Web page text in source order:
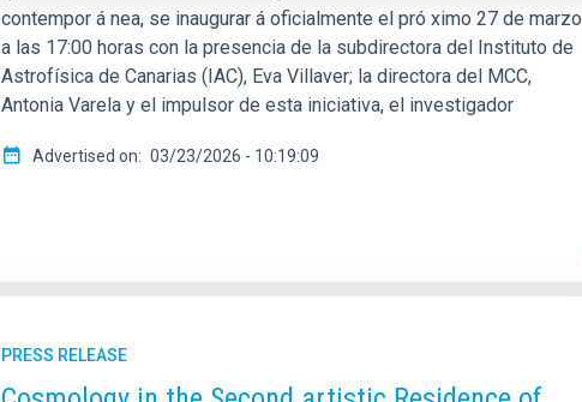
contempor á nea, se inaugurar á oficialmente el pró ximo 27 de marzo
a las 17:00 horas con la presencia de la subdirectora del Instituto de
Astrofísica de Canarias (IAC), Eva Villaver; la directora del MCC,
Antonia Varela y el impulsor de esta iniciativa, el investigador
Advertised on 03/23/2026 - 10:19:09
PRESS RELEASE